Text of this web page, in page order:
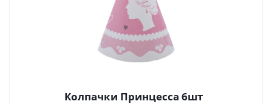
Колпачки Принцесса 6шт